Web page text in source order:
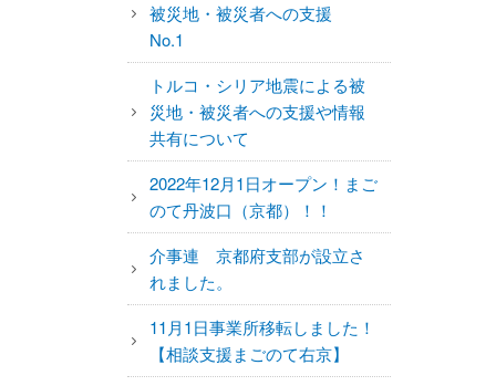
被災地・被災者への支援
No.1
トルコ・シリア地震による被
災地・被災者への支援や情報
共有について
2022年12月1日オープン！まご
のて丹波口（京都）！！
介事連 京都府支部が設立さ
れました。
11月1日事業所移転しました！
【相談支援まごのて右京】